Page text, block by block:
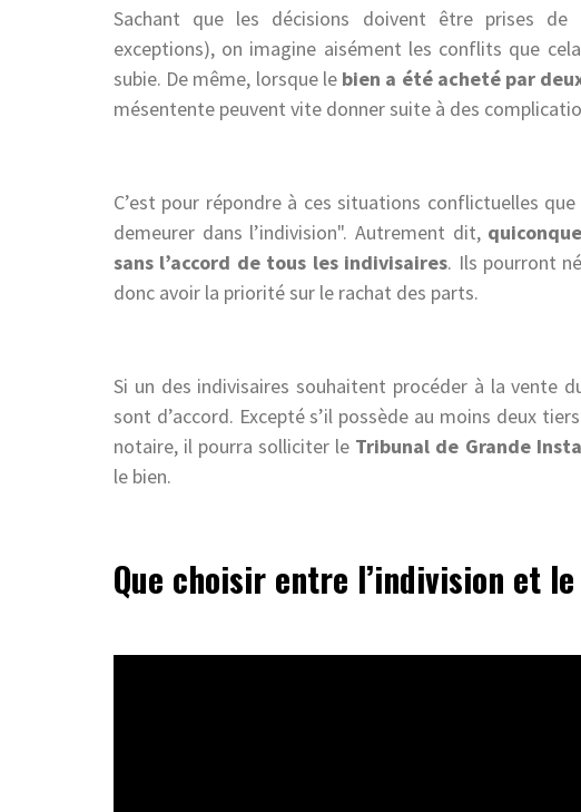
Sachant que les décisions doivent être prises de
exceptions), on imagine aisément les conflits que
subie. De même, lorsque le bien a été acheté par
mésentente peuvent vite donner suite à des
C’est pour répondre à ces situations conflictuelles
demeurer dans l’indivision . Autrement dit,
sans l’accord de tous les indivisaires. Ils pourront
donc avoir la priorité sur le rachat des parts.
Si un des indivisaires souhaitent procéder à la vente
sont d’accord. Excepté s’il possède au moins deux
notaire, il pourra solliciter le Tribunal de Grande
le bien.
Que choisir entre l’indivision et le